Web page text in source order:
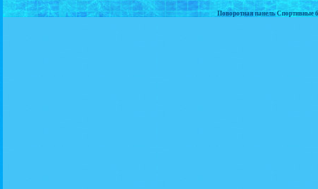
Поворотная панель Спортивные